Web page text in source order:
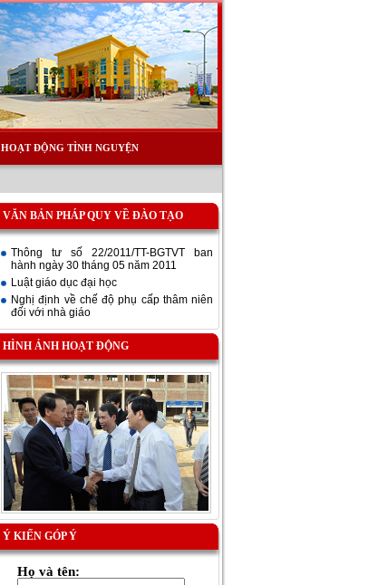
HOẠT ĐỘNG TÌNH NGUYỆN
VĂN BẢN PHÁP QUY VỀ ĐÀO TẠO
Thông tư số 22/2011/TT-BGTVT ban
hành ngày 30 tháng 05 năm 2011
Luật giáo dục đại học
Nghị định về chế độ phụ cấp thâm niên
đối với nhà giáo
HÌNH ẢNH HOẠT ĐỘNG
Ý KIẾN GÓP Ý
Họ và tên: